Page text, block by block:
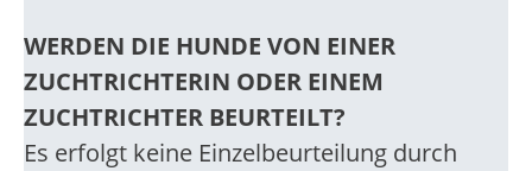
WERDEN DIE HUNDE VON EINER
ZUCHTRICHTERIN ODER EINEM
ZUCHTRICHTER BEURTEILT?
Es erfolgt keine Einzelbeurteilung durch